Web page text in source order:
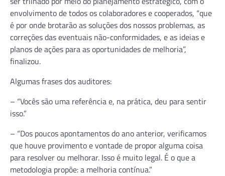
envolvimento de todos os colaboradores e cooperados, “que
é por onde brotarão as soluções dos nossos problemas, as
correções das eventuais não-conformidades, e as ideias e
planos de ações para as oportunidades de melhoria”,
finalizou.
Algumas frases dos auditores:
– “Vocês são uma referência e, na prática, deu para sentir
isso.”
– “Dos poucos apontamentos do ano anterior, verificamos
que houve provimento e vontade de propor alguma coisa
para resolver ou melhorar. Isso é muito legal. É o que a
metodologia propõe: a melhoria contínua.”